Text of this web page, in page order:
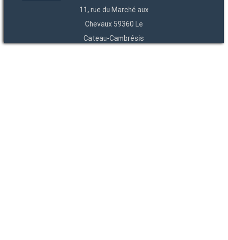
11, rue du Marché aux
Chevaux 59360 Le
Cateau-Cambrésis